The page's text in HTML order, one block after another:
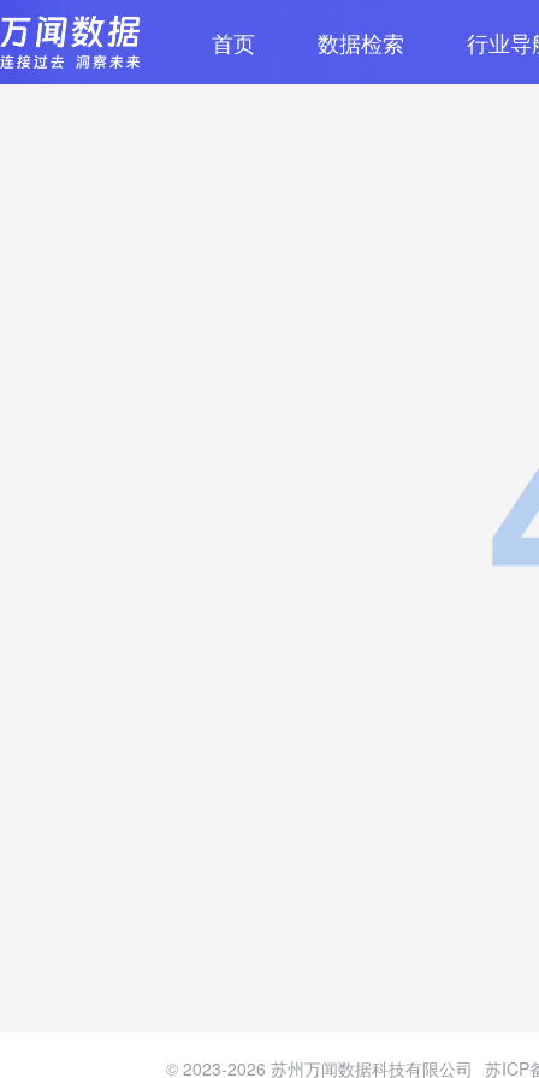
首页 数据检索 行业导
© 2023-2026 苏州万闻数据科技有限公司 苏ICP